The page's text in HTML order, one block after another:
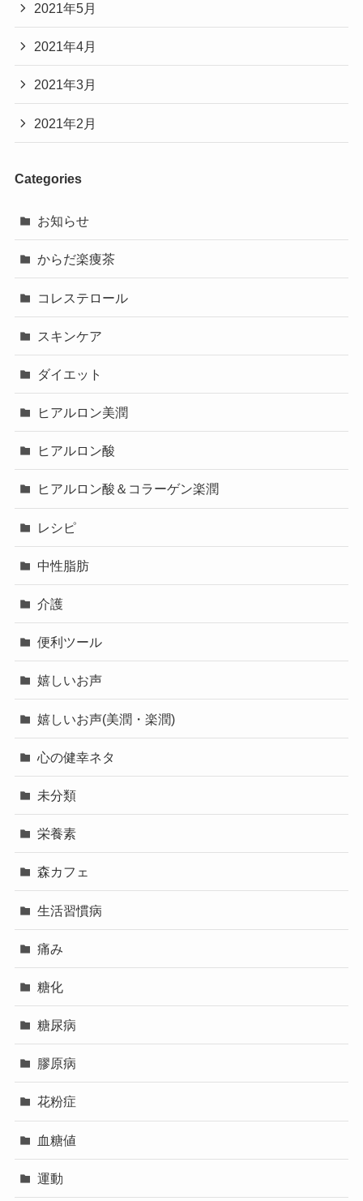
2021年5月
2021年4月
2021年3月
2021年2月
Categories
お知らせ
からだ楽痩茶
コレステロール
スキンケア
ダイエット
ヒアルロン美潤
ヒアルロン酸
ヒアルロン酸＆コラーゲン楽潤
レシピ
中性脂肪
介護
便利ツール
嬉しいお声
嬉しいお声(美潤・楽潤)
心の健幸ネタ
未分類
栄養素
森カフェ
生活習慣病
痛み
糖化
糖尿病
膠原病
花粉症
血糖値
運動